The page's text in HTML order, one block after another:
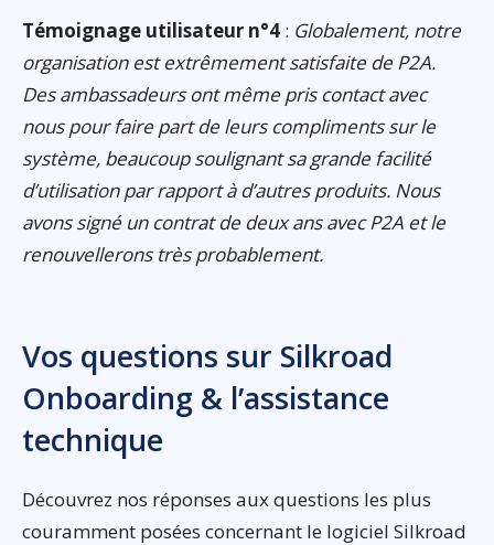
Témoignage utilisateur n°4 : Globalement, notre
organisation est extrêmement satisfaite de P2A.
Des ambassadeurs ont même pris contact avec
nous pour faire part de leurs compliments sur le
système, beaucoup soulignant sa grande facilité
d’utilisation par rapport à d’autres produits. Nous
avons signé un contrat de deux ans avec P2A et le
renouvellerons très probablement.
Vos questions sur Silkroad
Onboarding & l’assistance
technique
Découvrez nos réponses aux questions les plus
couramment posées concernant le logiciel Silkroad